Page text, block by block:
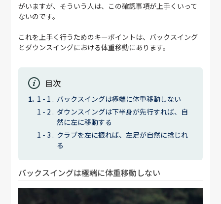
がいますが、そういう人は、この確認事項が上手くいって
ないのです。
これを上手く行うためのキーポイントは、バックスイング
とダウンスイングにおける体重移動にあります。
目次
バックスイングは極端に体重移動しない
ダウンスイングは下半身が先行すれば、自
然に左に移動する
クラブを左に振れば、左足が自然に捻じれ
る
バックスイングは極端に体重移動しない